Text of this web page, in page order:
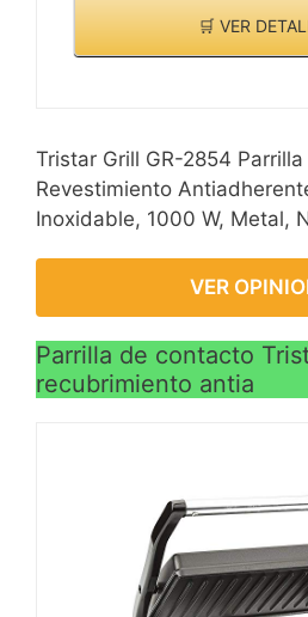
🛒 VER
Tristar Grill GR-2854
Revestimiento
Inoxidable, 1000 W, Metal,
VER
Parrilla de contacto
recubrimiento antia